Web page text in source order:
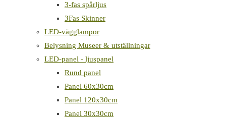
3-fas spårljus
3Fas Skinner
LED-vägglampor
Belysning Museer & utställningar
LED-panel - ljuspanel
Rund panel
Panel 60x30cm
Panel 120x30cm
Panel 30x30cm